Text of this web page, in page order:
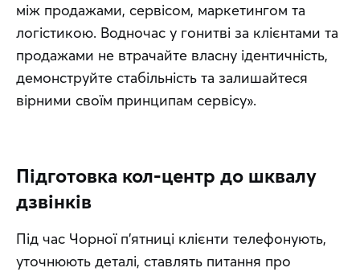
між продажами, сервісом, маркетингом та
логістикою. Водночас у гонитві за клієнтами та
продажами не втрачайте власну ідентичність,
демонструйте стабільність та залишайтеся
вірними своїм принципам сервісу».
Підготовка кол-центр до шквалу
дзвінків
Під час Чорної п’ятниці клієнти телефонують,
уточнюють деталі, ставлять питання про